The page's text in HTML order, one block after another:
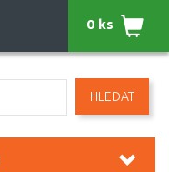
HLEDAT
0 ks